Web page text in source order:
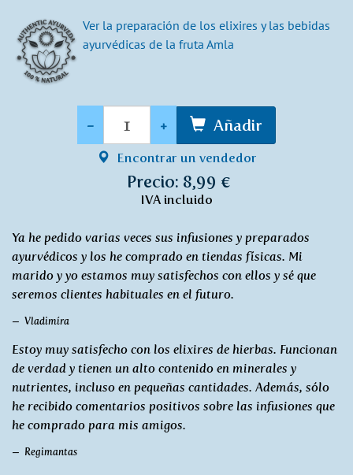
Ver la preparación de los elixires y las bebidas
ayurvédicas de la fruta Amla
- + Añadir
Encontrar un vendedor
Precio: 8,99 €
IVA incluido
Ya he pedido varias veces sus infusiones y preparados
ayurvédicos y los he comprado en tiendas físicas. Mi
marido y yo estamos muy satisfechos con ellos y sé que
seremos clientes habituales en el futuro.
Vladimíra
Estoy muy satisfecho con los elixires de hierbas. Funcionan
de verdad y tienen un alto contenido en minerales y
nutrientes, incluso en pequeñas cantidades. Además, sólo
he recibido comentarios positivos sobre las infusiones que
he comprado para mis amigos.
Regimantas